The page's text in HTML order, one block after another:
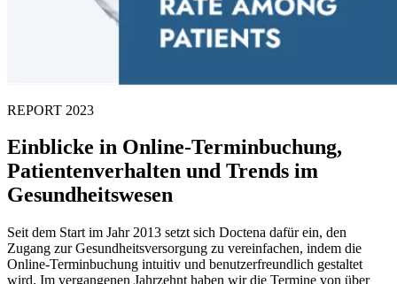
REPORT 2023
Einblicke in Online-Terminbuchung,
Patientenverhalten und Trends im
Gesundheitswesen
Seit dem Start im Jahr 2013 setzt sich Doctena dafür ein, den
Zugang zur Gesundheitsversorgung zu vereinfachen, indem die
Online-Terminbuchung intuitiv und benutzerfreundlich gestaltet
wird. Im vergangenen Jahrzehnt haben wir die Termine von über